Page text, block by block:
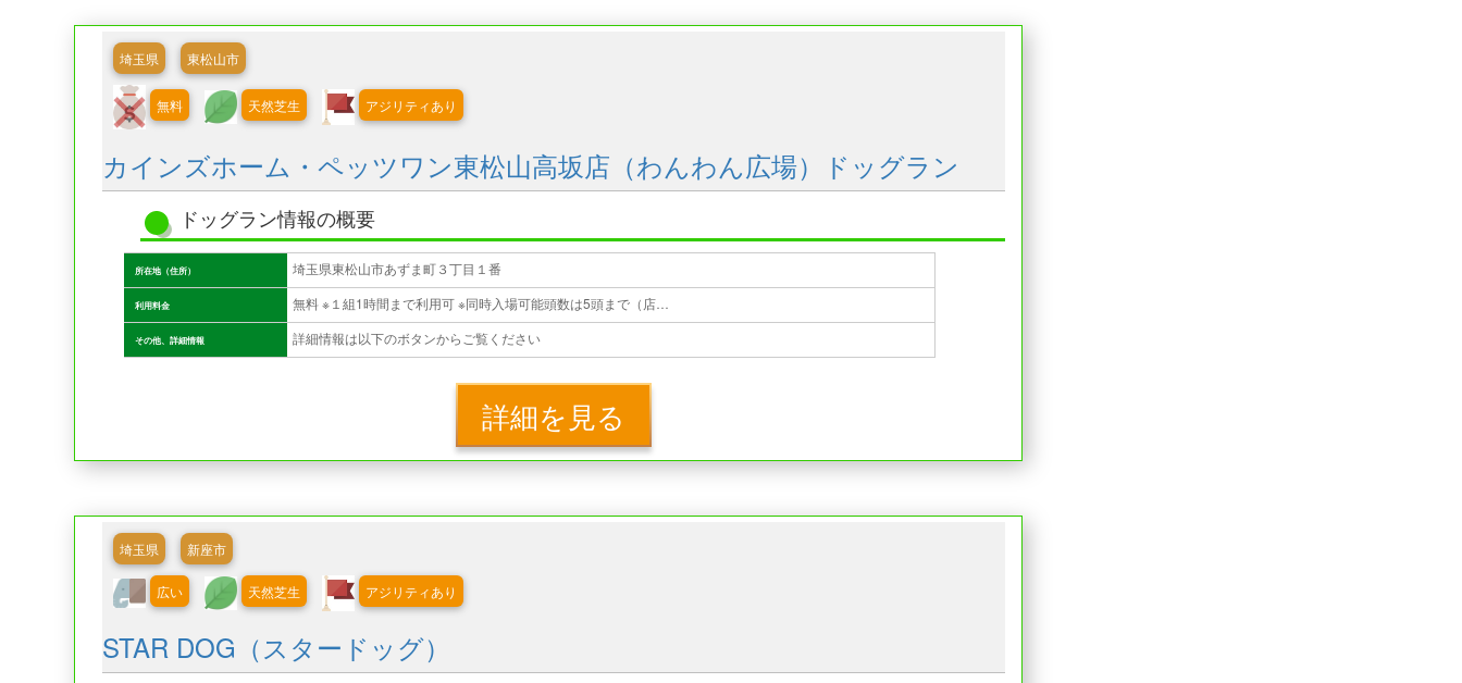
埼玉県 東松山市
無料 天然芝生 アジリティあり
カインズホーム・ペッツワン東松山高坂店（わんわん広場）ドッグラン
ドッグラン情報の概要
所在地（住所） 埼玉県東松山市あずま町３丁目１番
利用料金
その他、詳細情報 詳細情報は以下のボタンからご覧ください
詳細を見る
埼玉県 新座市
広い 天然芝生 アジリティあり
STAR DOG（スタードッグ）